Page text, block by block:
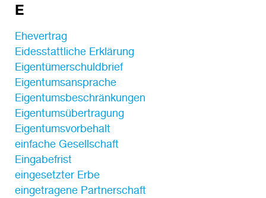
E
Ehevertrag
Eidesstattliche Erklärung
Eigentümerschuldbrief
Eigentumsansprache
Eigentumsbeschränkungen
Eigentumsübertragung
Eigentumsvorbehalt
einfache Gesellschaft
Eingabefrist
eingesetzter Erbe
eingetragene Partnerschaft